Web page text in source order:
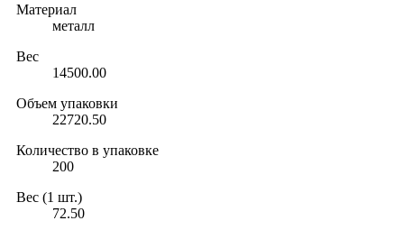
Материал
металл
Вес
14500.00
Объем упаковки
22720.50
Количество в упаковке
200
Вес (1 шт.)
72.50